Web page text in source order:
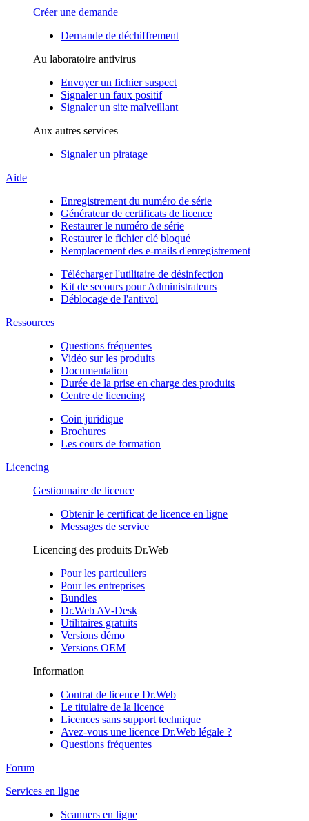
Créer une demande
Demande de déchiffrement
Au laboratoire antivirus
Envoyer un fichier suspect
Signaler un faux positif
Signaler un site malveillant
Aux autres services
Signaler un piratage
Aide
Enregistrement du numéro de série
Générateur de certificats de licence
Restaurer le numéro de série
Restaurer le fichier clé bloqué
Remplacement des e-mails d'enregistrement
Télécharger l'utilitaire de désinfection
Kit de secours pour Administrateurs
Déblocage de l'antivol
Ressources
Questions fréquentes
Vidéo sur les produits
Documentation
Durée de la prise en charge des produits
Centre de licencing
Coin juridique
Brochures
Les cours de formation
Licencing
Gestionnaire de licence
Obtenir le certificat de licence en ligne
Messages de service
Licencing des produits Dr.Web
Pour les particuliers
Pour les entreprises
Bundles
Dr.Web AV-Desk
Utilitaires gratuits
Versions démo
Versions OEM
Information
Contrat de licence Dr.Web
Le titulaire de la licence
Licences sans support technique
Avez-vous une licence Dr.Web légale ?
Questions fréquentes
Forum
Services en ligne
Scanners en ligne